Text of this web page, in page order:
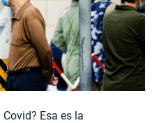
Esa es la